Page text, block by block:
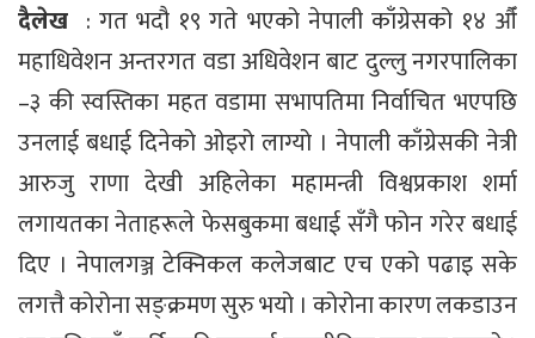
दैलेख : गत भदौ १९ गते भएको नेपाली काँग्रेसको १४ औँ
महाधिवेशन अन्तरगत वडा अधिवेशन बाट दुल्लु नगरपालिका
–३ की स्वस्तिका महत वडामा सभापतिमा निर्वाचित भएपछि
उनलाई बधाई दिनेको ओइरो लाग्यो । नेपाली काँग्रेसकी नेत्री
आरुजु राणा देखी अहिलेका महामन्त्री विश्वप्रकाश शर्मा
लगायतका नेताहरूले फेसबुकमा बधाई सँगै फोन गरेर बधाई
दिए । नेपालगञ्ज टेक्निकल कलेजबाट एच एको पढाइ सके
लगत्तै कोरोना सङ्क्रमण सुरु भयो । कोरोना कारण लकडाउन